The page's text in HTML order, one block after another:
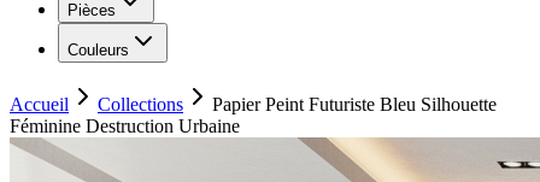
Pièces
Couleurs
Accueil Collections
Papier Peint Futuriste Bleu Silhouette
Féminine Destruction Urbaine